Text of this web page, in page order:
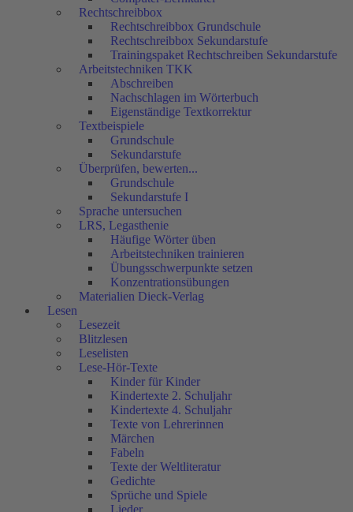
Rechtschreibbox
Rechtschreibbox Grundschule
Rechtschreibbox Sekundarstufe
Trainingspaket Rechtschreiben Sekundarstufe
Arbeitstechniken TKK
Abschreiben
Nachschlagen im Wörterbuch
Eigenständige Textkorrektur
Textbeispiele
Grundschule
Sekundarstufe
Überprüfen, bewerten...
Grundschule
Sekundarstufe I
Sprache untersuchen
LRS, Legasthenie
Häufige Wörter üben
Arbeitstechniken trainieren
Übungsschwerpunkte setzen
Konzentrationsübungen
Materialien Dieck-Verlag
Lesen
Lesezeit
Blitzlesen
Leselisten
Lese-Hör-Texte
Kinder für Kinder
Kindertexte 2. Schuljahr
Kindertexte 4. Schuljahr
Texte von Lehrerinnen
Märchen
Fabeln
Texte der Weltliteratur
Gedichte
Sprüche und Spiele